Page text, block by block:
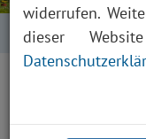
Startseite
Kontakt
widerrufen.
dieser